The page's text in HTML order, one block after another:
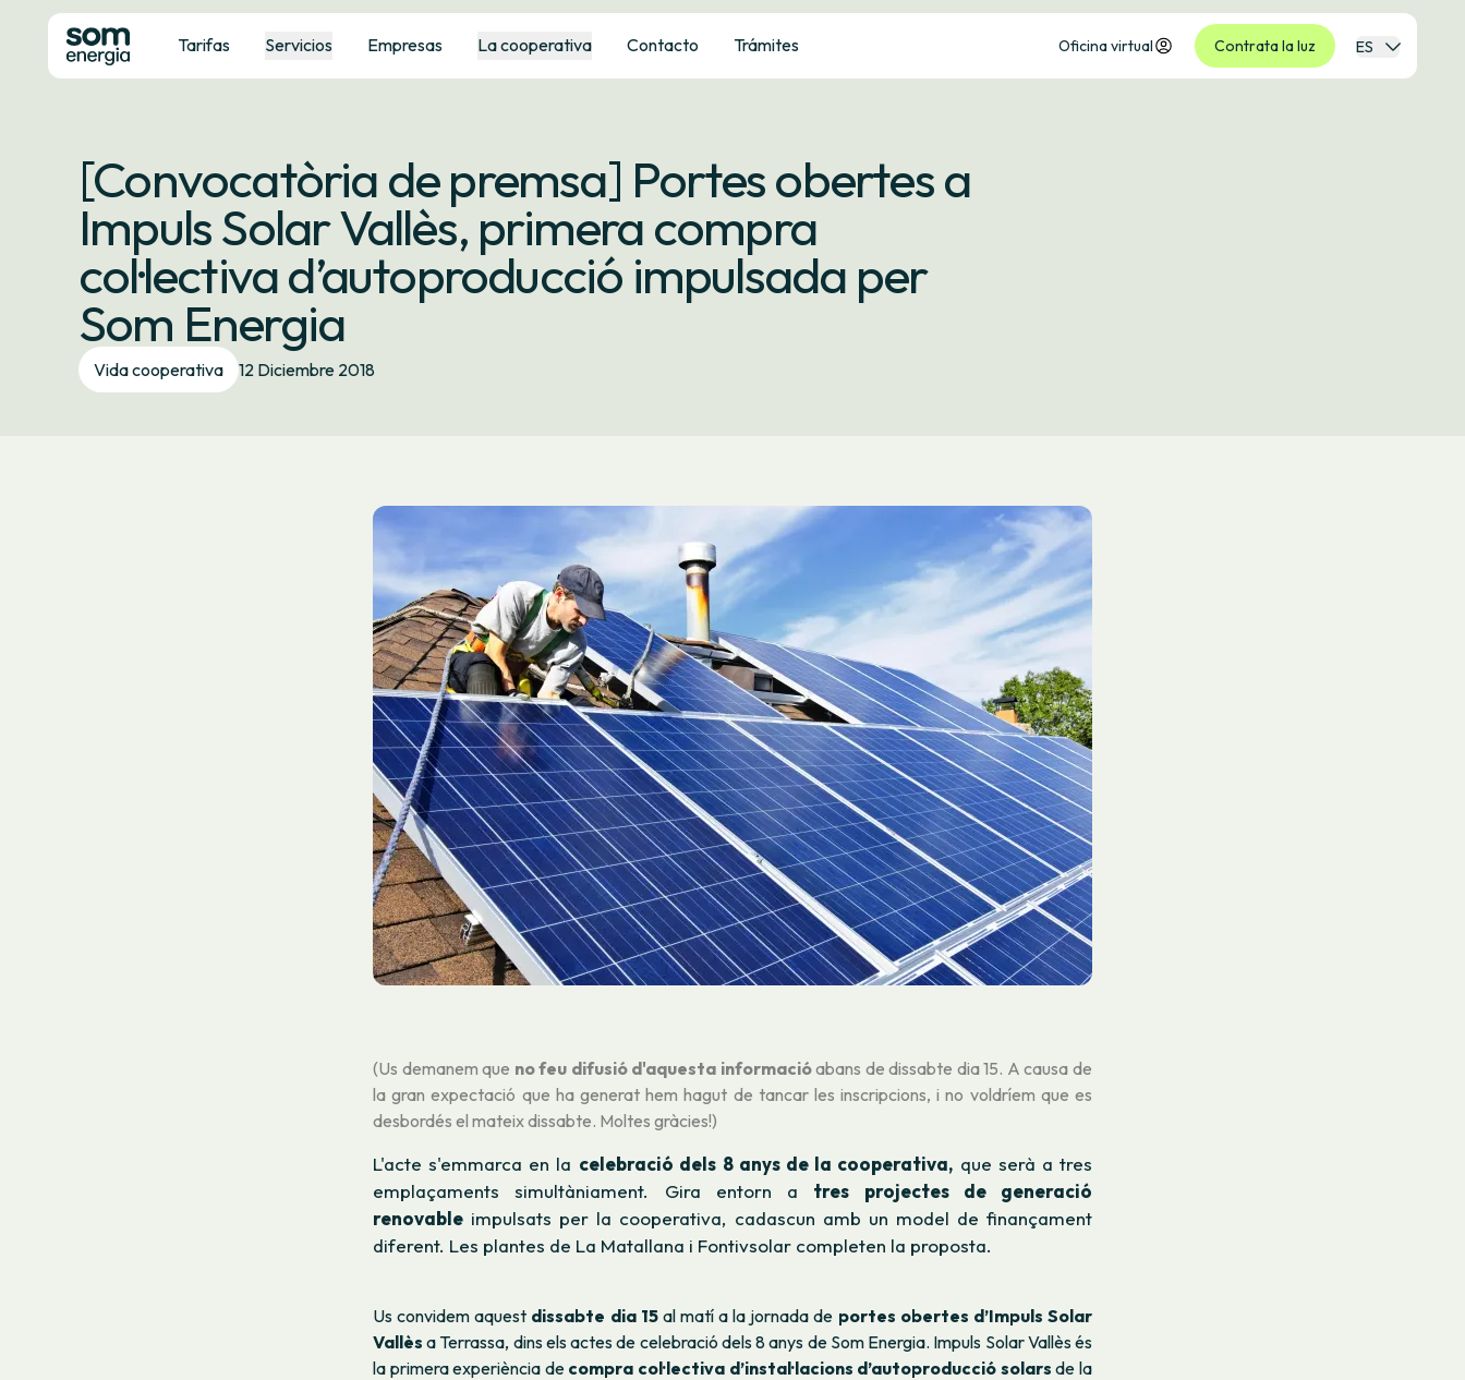
Tarifas Servicios Empresas La cooperativa Contacto Trámites Oficina virtual Contrata la luz ES
[Convocatòria de premsa] Portes obertes a
Impuls Solar Vallès, primera compra
col·lectiva d’autoproducció impulsada per
Som Energia
Vida cooperativa 12 Diciembre 2018
(Us demanem que no feu difusió d'aquesta informacióabans de dissabte dia 15. A causa de
la gran expectació que ha generat hem hagut de tancar les inscripcions, i no voldríem que es
desbordés el mateix dissabte. Moltes gràcies!)
L'acte s'emmarca en la celebració dels 8 anys de la cooperativa, que serà a tres
emplaçaments simultàniament. Gira entorn a tres projectes de generació
renovable impulsats per la cooperativa, cadascun amb un model de finançament
diferent. Les plantes de La Matallana i Fontivsolar completen la proposta.
Us convidem aquest dissabte dia 15al matí a la jornada de portes obertes d’Impuls Solar
Vallès a Terrassa, dins els actes de celebració dels 8 anys de Som Energia. Impuls Solar Vallès és
la primera experiència de compra col·lectiva d’instal·lacions d’autoproducció solars de la